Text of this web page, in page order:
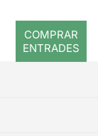
COMPRAR
ENTRADES